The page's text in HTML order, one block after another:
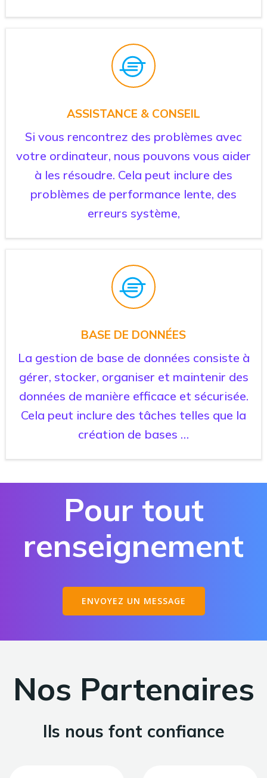
ASSISTANCE & CONSEIL
Si vous rencontrez des problèmes avec
votre ordinateur, nous pouvons vous aider
à les résoudre. Cela peut inclure des
problèmes de performance lente, des
erreurs système,
BASE DE DONNÉES
La gestion de base de données consiste à
gérer, stocker, organiser et maintenir des
données de manière efficace et sécurisée.
Cela peut inclure des tâches telles que la
création de bases …
Pour tout
renseignement
ENVOYEZ UN MESSAGE
Nos Partenaires
Ils nous font confiance